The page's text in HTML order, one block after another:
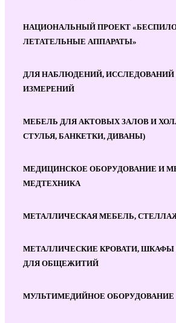
НАЦИОНАЛЬНЫЙ ПРОЕКТ
ЛЕТАТЕЛЬНЫЕ АППАРАТЫ»
ДЛЯ НАБЛЮДЕНИЙ,
ИЗМЕРЕНИЙ
МЕБЕЛЬ ДЛЯ АКТОВЫХ ЗАЛОВ И
СТУЛЬЯ, БАНКЕТКИ, ДИВАНЫ)
МЕДИЦИНСКОЕ ОБОРУДОВАНИЕ И
МЕДТЕХНИКА
МЕТАЛЛИЧЕСКАЯ МЕБЕЛЬ,
МЕТАЛЛИЧЕСКИЕ КРОВАТИ,
ДЛЯ ОБЩЕЖИТИЙ
МУЛЬТИМЕДИЙНОЕ ОБОРУДОВАНИЕ